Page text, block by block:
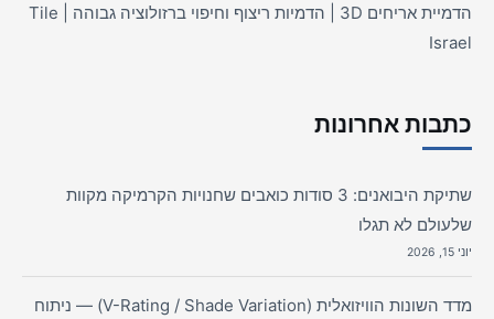
הדמיית אריחים 3D | הדמיות ריצוף וחיפוי ברזולוציה גבוהה | Tile
Israel
כתבות אחרונות
שתיקת היבואנים: 3 סודות כואבים שחנויות הקרמיקה מקוות
שלעולם לא תגלו
יוני 15, 2026
מדד השונות הוויזואלית (V-Rating / Shade Variation) — ניתוח